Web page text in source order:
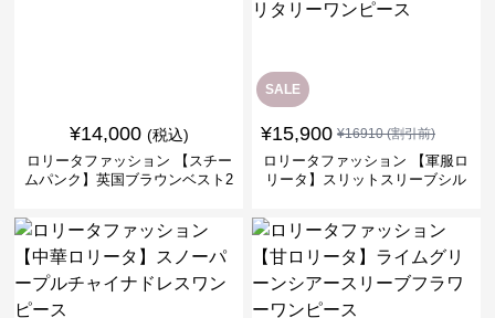
¥14,000 (税込)
ロリータファッション 【スチー
ムパンク】英国ブラウンベスト2
SALE
¥15,900 ¥16910(割引前)
ロリータファッション 【軍服ロ
リータ】スリットスリーブシル